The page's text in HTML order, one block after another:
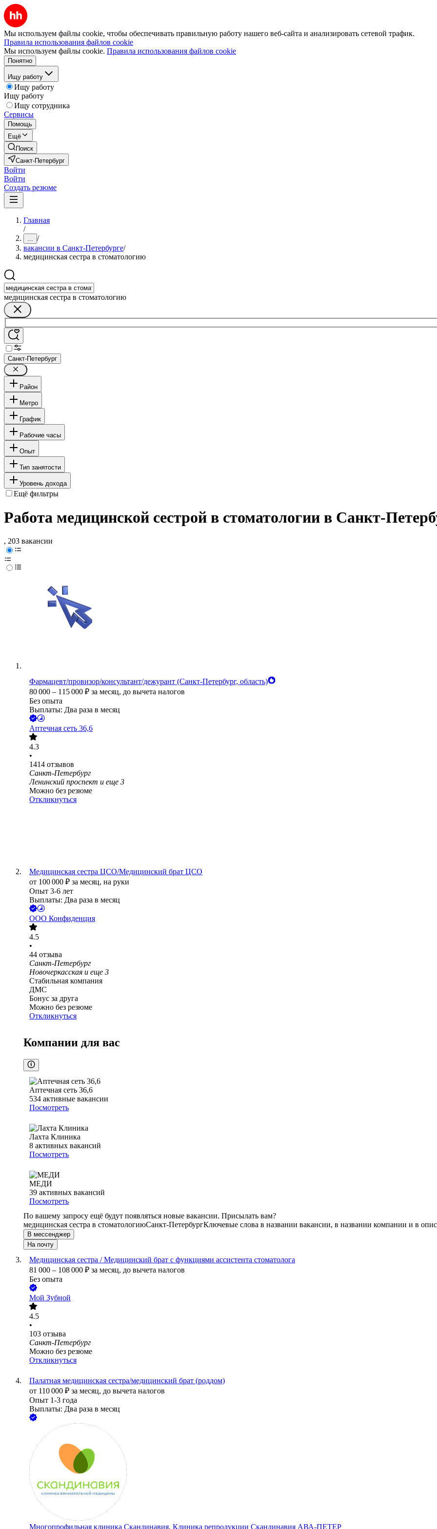
Мы используем файлы cookie, чтобы обеспечивать правильную работу нашего веб-сайта и анализировать сетевой трафик.
Правила использования файлов cookie
Мы используем файлы cookie. Правила использования файлов cookie
Понятно
Ищу работу
Ищу работу
Ищу работу
Ищу сотрудника
Сервисы
Помощь
Ещё
Поиск
Санкт-Петербург
Войти
Войти
Создать резюме
Главная
/
... /
вакансии в Санкт-Петербурге/
медицинская сестра в стоматологию
медицинская сестра в стоматологию
Санкт-Петербург
Район
Метро
График
Рабочие часы
Опыт
Тип занятости
Уровень дохода
Ещё фильтры
Работа медицинской сестрой в стоматологии в Санкт-
, 203 вакансии
Фармацевт/провизор/консультант/дежурант (Санкт-Петербург, область)
80 000 – 115 000 ₽ за месяц, до вычета налогов
Без опыта
Выплаты: Два раза в месяц
Аптечная сеть 36,6
4.3
•
1414 отзывов
Санкт-Петербург
Ленинский проспект и еще 3
Можно без резюме
Откликнуться
Медицинская сестра ЦСО/Медицинский брат ЦСО
от 100 000 ₽ за месяц, на руки
Опыт 3-6 лет
Выплаты: Два раза в месяц
ООО Конфиденция
4.5
•
44 отзыва
Санкт-Петербург
Новочеркасская и еще 3
Стабильная компания
ДМС
Бонус за друга
Можно без резюме
Откликнуться
Компании для вас
Аптечная сеть 36,6
534 активные вакансии
Посмотреть
Лахта Клиника
8 активных вакансий
Посмотреть
МЕДИ
39 активных вакансий
Посмотреть
По вашему запросу ещё будут появляться новые вакансии. Присылать вам?
медицинская сестра в стоматологиюСанкт-ПетербургКлючевые слова в названии вакансии, в названии компании и в
В мессенджер
На почту
Медицинская сестра / Медицинский брат с функциями ассистента стоматолога
81 000 – 108 000 ₽ за месяц, до вычета налогов
Без опыта
Мой Зубной
4.5
•
103 отзыва
Санкт-Петербург
Можно без резюме
Откликнуться
Палатная медицинская сестра/медицинский брат (роддом)
от 110 000 ₽ за месяц, до вычета налогов
Опыт 1-3 года
Выплаты: Два раза в месяц
Многопрофильная клиника Скандинавия. Клиника репродукции Скандинавия АВА-ПЕТЕР